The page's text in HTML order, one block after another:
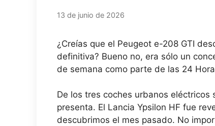
13 de junio de 2026
¿Creías que el Peugeot e-208 GTI
definitiva? Bueno no, era sólo un
de semana como parte de las 24
De los tres coches urbanos
presenta. El Lancia Ypsilon HF fue
descubrimos el mes pasado. No